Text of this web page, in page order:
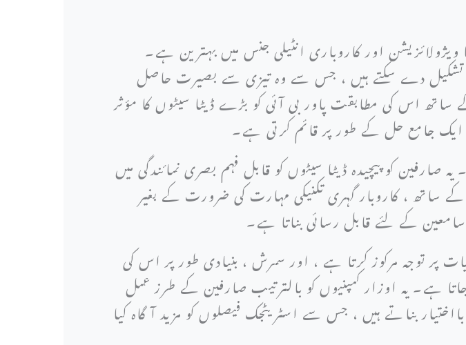
اور کاروباری انٹیلی جنس میں بہترین ہے۔
تشکیل دے سکتے ہیں ، جس سے وہ تیزی سے بصیرت حاصل
ساتھ اس کی مطابقت پاور بی آئی کو بڑے ڈیٹا سیٹوں کا مؤثر
جامع حل کے طور پر قائم کرتی ہے۔
کو پیچیدہ ڈیٹا سیٹوں کو قابل فہم بصری نمائندگی میں
، کاروبار گہری تکنیکی مہارت کی ضرورت کے بغیر
کے لئے قابل رسائی بناتا ہے۔
پر توجہ مرکوز کرتا ہے ، اور سمرش ، بنیادی طور پر اس کی
ہے۔ یہ اوزار کمپنیوں کو بالترتیب صارفین کے طرز عمل
بناتے ہیں ، جس سے اسٹریٹجک فیصلوں کو مزید آگاہ کیا